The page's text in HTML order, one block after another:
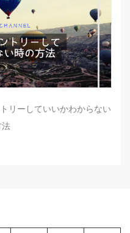
リーしていいかわからない
法